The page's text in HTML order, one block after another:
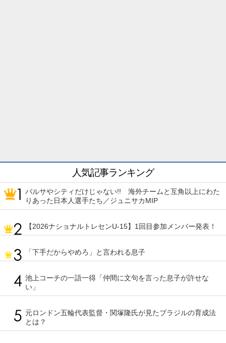
人気記事ランキング
バルサやシティだけじゃない!! 海外チームと互角以上にわた
りあった日本人選手たち／ジュニサカMIP
【2026ナショナルトレセンU-15】1回目参加メンバー発表！
「下手だからやめろ」と言われる息子
池上コーチの一語一得「仲間に文句を言った息子が許せな
い」
元ロンドン五輪代表監督・関塚隆氏が見たブラジルの育成法
とは？